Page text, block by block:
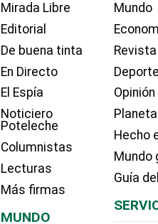
Mirada Libre
Editorial
De buena tinta
En Directo
El Espía
Noticiero
Poteleche
Columnistas
Lecturas
Más firmas
MUNDO
Mundo
Revista
Opinión
Planeta
Hecho
Mundo
Guía